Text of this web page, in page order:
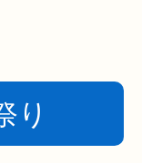
り